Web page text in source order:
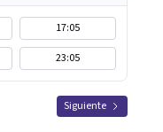
17:05
23:05
Siguiente